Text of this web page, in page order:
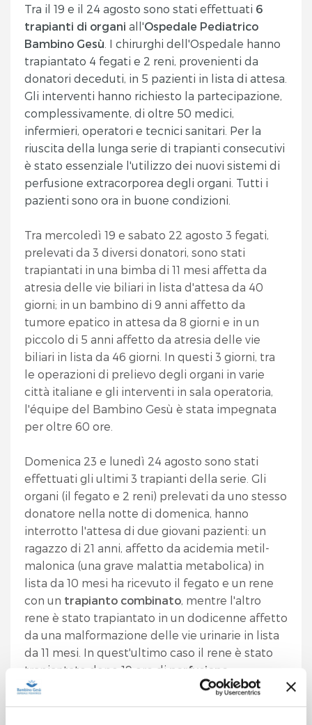
Tra il 19 e il 24 agosto sono stati effettuati 6
trapianti di organi all'Ospedale Pediatrico
Bambino Gesù . I chirurghi dell'Ospedale hanno
trapiantato 4 fegati e 2 reni, provenienti da
donatori deceduti, in 5 pazienti in lista di attesa.
Gli interventi hanno richiesto la partecipazione,
complessivamente, di oltre 50 medici,
infermieri, operatori e tecnici sanitari. Per la
riuscita della lunga serie di trapianti consecutivi
è stato essenziale l'utilizzo dei nuovi sistemi di
perfusione extracorporea degli organi. Tutti i
pazienti sono ora in buone condizioni.
Tra mercoledì 19 e sabato 22 agosto 3 fegati,
prelevati da 3 diversi donatori, sono stati
trapiantati in una bimba di 11 mesi affetta da
atresia delle vie biliari in lista d'attesa da 40
giorni; in un bambino di 9 anni affetto da
tumore epatico in attesa da 8 giorni e in un
piccolo di 5 anni affetto da atresia delle vie
biliari in lista da 46 giorni. In questi 3 giorni, tra
le operazioni di prelievo degli organi in varie
città italiane e gli interventi in sala operatoria,
l'équipe del Bambino Gesù è stata impegnata
per oltre 60 ore.
Domenica 23 e lunedì 24 agosto sono stati
effettuati gli ultimi 3 trapianti della serie. Gli
organi (il fegato e 2 reni) prelevati da uno stesso
donatore nella notte di domenica, hanno
interrotto l'attesa di due giovani pazienti: un
ragazzo di 21 anni, affetto da acidemia metil-
malonica (una grave malattia metabolica) in
lista da 10 mesi ha ricevuto il fegato e un rene
con un trapianto combinato, mentre l'altro
rene è stato trapiantato in un dodicenne affetto
da una malformazione delle vie urinarie in lista
da 11 mesi. In quest'ultimo caso il rene è stato
trapiantato dopo 19 ore di perfusione
extracorporea
apparecchiatura che ne consente una migliore